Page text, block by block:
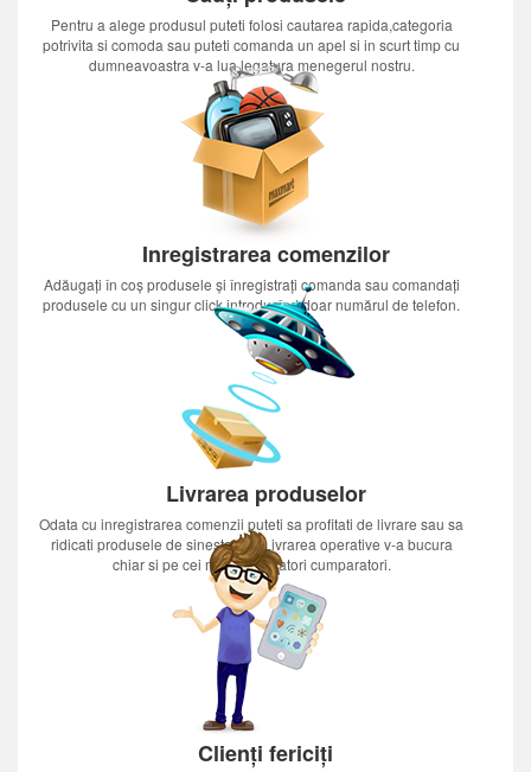
Pentru a alege produsul puteti folosi cautarea rapida,categoria
potrivita si comoda sau puteti comanda un apel si in scurt timp cu
dumneavoastra v-a lua legatura menegerul nostru.
Inregistrarea comenzilor
Adăugați în coș produsele și înregistrați comanda sau comandați
produsele cu un singur click introducînd doar numărul de telefon.
Livrarea produselor
Odata cu inregistrarea comenzii puteti sa profitati de livrare sau sa
ridicati produsele de sinestatator.Livrarea operative v-a bucura
chiar si pe cei mai nerabdatori cumparatori.
Clienți fericiți